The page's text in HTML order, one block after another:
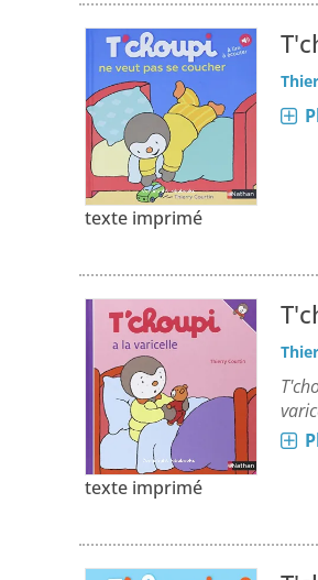
texte imprimé
texte imprimé